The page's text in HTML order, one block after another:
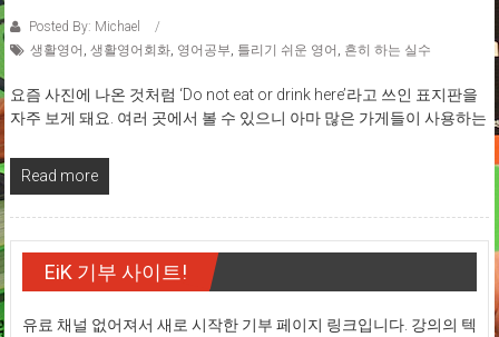
Posted By: Michael
생활영어 생활영어회화, 영어공부 틀리기 쉬운 영어 흔히 하는 실수
요즘 사진에 나온 것처럼 ‘Do not eat or drink here’라고 쓰인 표지판을
자주 보게 돼요. 여러 곳에서 볼 수 있으니 아마 많은 가게들이 사용하는
Read more
EiK 기부 사이트!
유료 채널 없어져서 새로 시작한 기부 페이지 링크입니다. 강의의 텍